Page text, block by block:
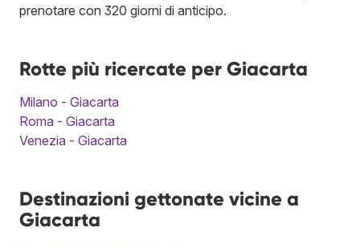
prenotare con 320 giorni di anticipo.
Rotte più ricercate per Giacarta
Milano - Giacarta
Roma - Giacarta
Venezia - Giacarta
Destinazioni gettonate vicine a
Giacarta